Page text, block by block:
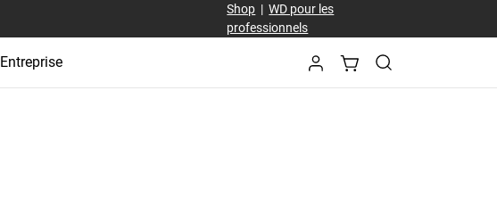
Shop |WD pour les
professionnels
Entreprise